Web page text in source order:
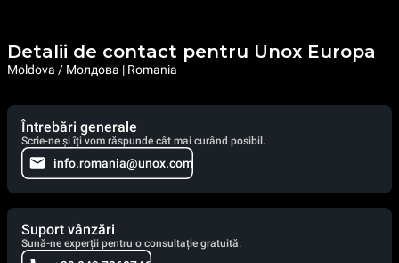
Detalii de contact pentru Unox Europa
Moldova / Молдова | Romania
Întrebări generale
Scrie-ne și îți vom răspunde cât mai curând posibil.
info.romania@unox.com
Suport vânzări
Sună-ne experții pentru o consultație gratuită.